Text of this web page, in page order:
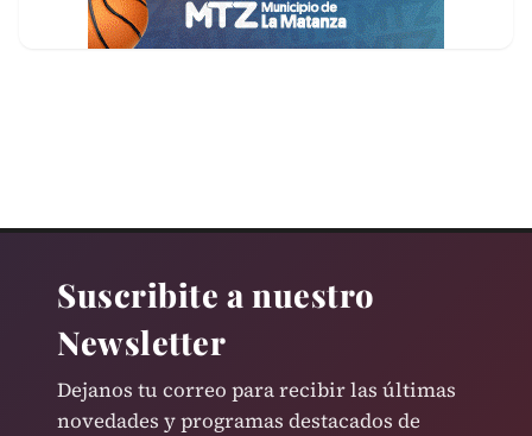
Suscribite a nuestro
Newsletter
Dejanos tu correo para recibir las últimas
novedades y programas destacados de